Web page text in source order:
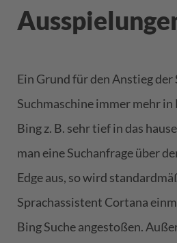
Ein Grund für den Anstieg
Suchmaschine immer mehr
Bing z. B. sehr tief in das
man eine Suchanfrage über
Edge aus, so wird
Sprachassistent Cortana
Bing Suche angestoßen.